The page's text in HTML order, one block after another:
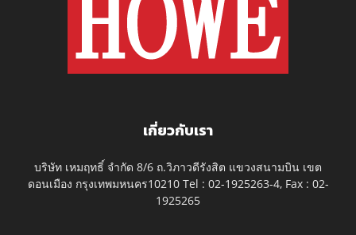
เกี่ยวกับเรา
บริษัท เหมฤทธิ์ จำกัด 8/6 ถ.วิภาวดีรังสิต แขวงสนามบิน เขต
ดอนเมือง กรุงเทพมหนคร10210 Tel : 02-1925263-4, Fax : 02-
1925265